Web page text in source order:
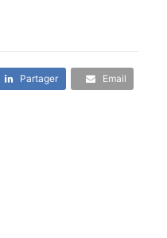
Partager Email